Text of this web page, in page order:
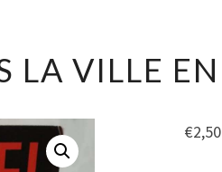
LA VILLE
€2,50